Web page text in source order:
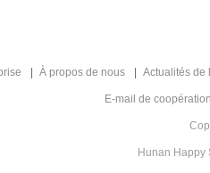
À propos de nous Actualités de
E-mail de
Hunan Happy